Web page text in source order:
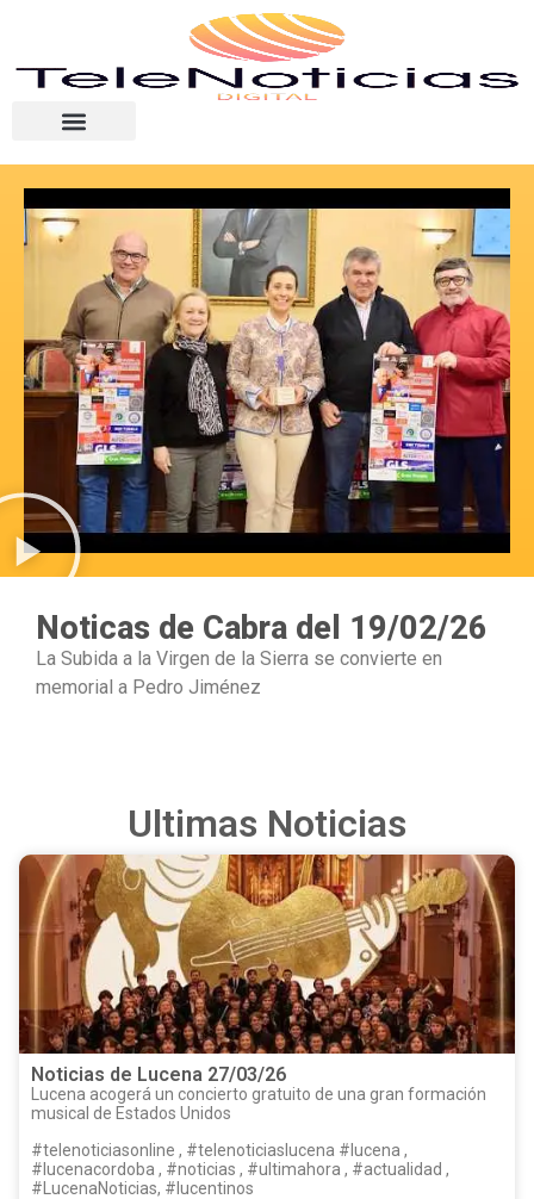
Noticas de Cabra del 19/02/26
La Subida a la Virgen de la Sierra se convierte en
memorial a Pedro Jiménez
Ultimas Noticias
Noticias de Lucena 27/03/26
Lucena acogerá un concierto gratuito de una gran formación
musical de Estados Unidos
#telenoticiasonline , #telenoticiaslucena #lucena ,
#lucenacordoba , #noticias , #ultimahora , #actualidad ,
#LucenaNoticias, #lucentinos